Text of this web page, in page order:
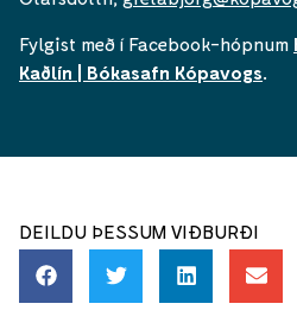
Fylgist með í Facebook-hópnum
Kaðlín | Bókasafn Kópavogs
DEILDU ÞESSUM VIÐBURÐI